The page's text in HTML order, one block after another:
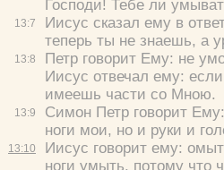
13:7
13:8
13:9
13:10
Господи! Тебе ли
Иисус сказал ему в
теперь ты не знаешь, а
Петр говорит Ему: не
Иисус отвечал ему:
имеешь части со Мною.
Симон Петр говорит Ему:
ноги мои, но и руки и
Иисус говорит ему:
ноги умыть, потому что